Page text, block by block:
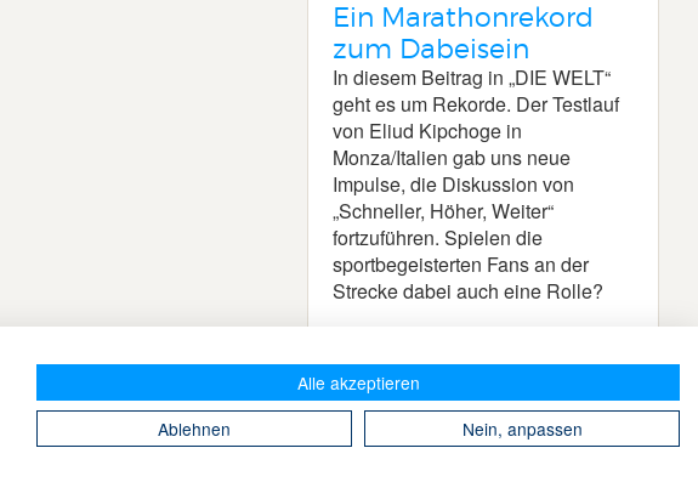
Ein Marathonrekord
zum Dabeisein
In diesem Beitrag in „DIE WELT“
geht es um Rekorde. Der Testlauf
von Eliud Kipchoge in
Monza/Italien gab uns neue
Impulse, die Diskussion von
„Schneller, Höher, Weiter“
fortzuführen. Spielen die
sportbegeisterten Fans an der
Strecke dabei auch eine Rolle?
Take The Magic Step® © 2008-2026 Alle Rechte vorbehalten.
Alle akzeptieren
Ablehnen
Nein, anpassen